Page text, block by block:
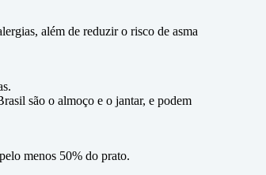
além de reduzir o risco de asma
são o almoço e o jantar, e podem
menos 50% do prato.